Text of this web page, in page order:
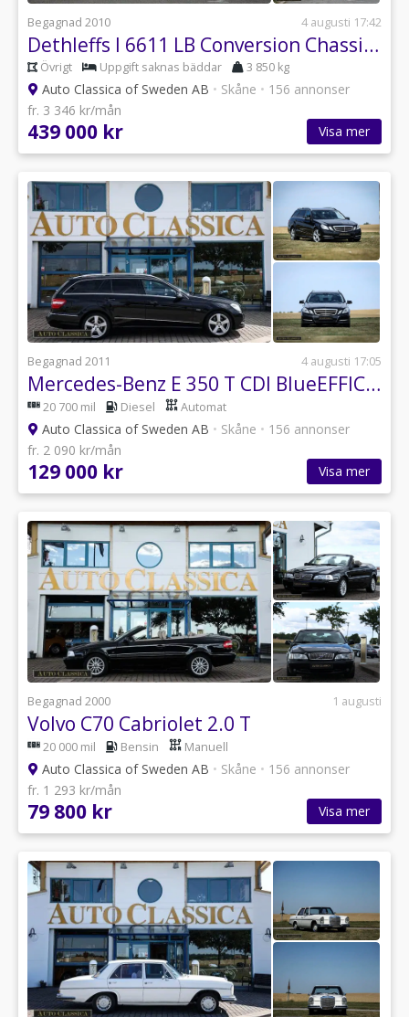
Begagnad 2010 4 augusti 17:42
Dethleffs I 6611 LB Conversion Chassi Platform 2.3 Multijet
Övrigt Uppgift saknas bäddar 3 850 kg
Auto Classica of Sweden AB • Skåne • 156 annonser
fr. 3 346 kr/mån
439 000 kr Visa mer
Begagnad 2011 4 augusti 17:05
Mercedes-Benz E 350 T CDI BlueEFFICIENCY 7G-Tronic Avantgarde
20 700 mil Diesel Automat
Auto Classica of Sweden AB • Skåne • 156 annonser
fr. 2 090 kr/mån
129 000 kr Visa mer
Begagnad 2000 1 augusti
Volvo C70 Cabriolet 2.0 T
20 000 mil Bensin Manuell
Auto Classica of Sweden AB • Skåne • 156 annonser
fr. 1 293 kr/mån
79 800 kr Visa mer